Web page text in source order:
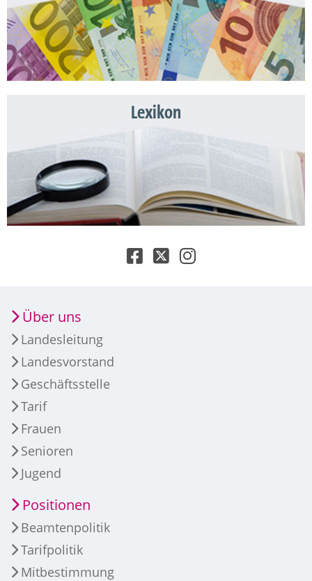
Lexikon
Über uns
Landesleitung
Landesvorstand
Geschäftsstelle
Tarif
Frauen
Senioren
Jugend
Positionen
Beamtenpolitik
Tarifpolitik
Mitbestimmung